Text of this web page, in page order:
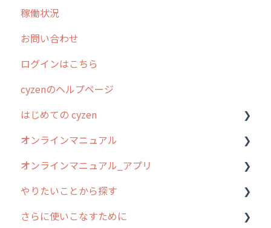
不動産
2026年のリリース情報
2025年のリリース情報
2024年のリリース情報
2023年のリリース情報
過去のリリース
2019年までのリリース情報
お客様の声を実現しました
稼働状況
お問い合わせ
ログインはこちら
cyzenのヘルプページ
はじめての cyzen
0. はじめてのcyzenの使い方
1. cyzenについて知ろう
2. 主要機能の概要
3. cyzenの位置情報取得について
オンラインマニュアル
管理サイトの使い始め
ユーザー・グループ管理
行動管理
オンラインマニュアル_アプリ
アプリの使い始め
ホーム画面
やりたいことから探す
行動管理
さらに使いこなすために